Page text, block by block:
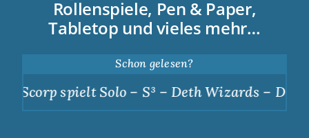
Rollenspiele, Pen & Paper,
Tabletop und vieles mehr…
Schon gelesen?
spielt Solo – S³ – Deth Wizards – Dunkle